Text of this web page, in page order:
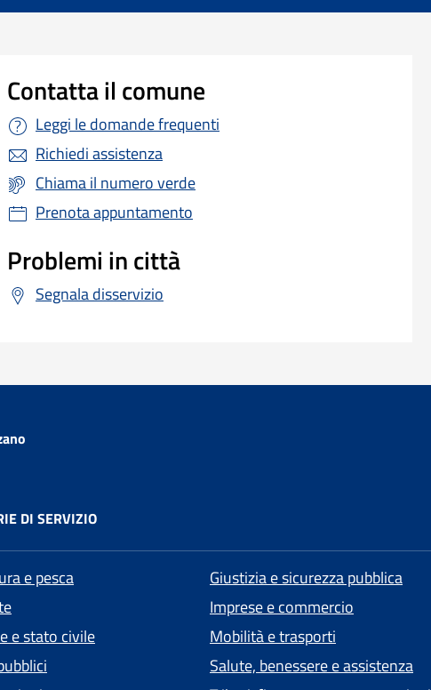
Contatta il comune
Leggi le domande frequenti
Richiedi assistenza
Chiama il numero verde
Prenota appuntamento
Problemi in città
Segnala disservizio
DI SERVIZIO
e pesca
e stato civile
Giustizia e sicurezza pubblica
Imprese e commercio
Mobilità e trasporti
Salute, benessere e assistenza